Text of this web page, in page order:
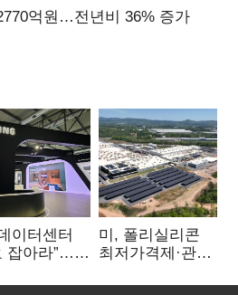
억원…전년비 36% 증가
이터센터
잡아라”…
루션
미, 폴리실리콘
최저가격제·관세
입지 확대 기대